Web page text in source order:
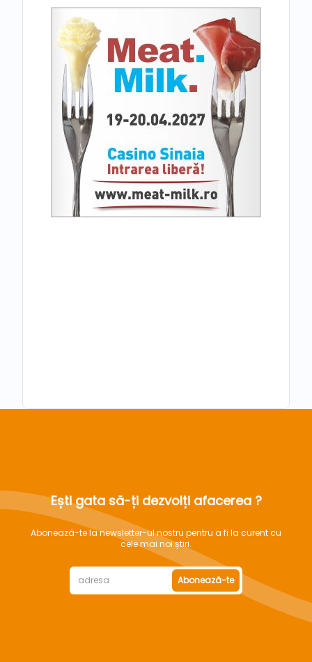
Ești gata să-ți dezvolți afacerea ?
Abonează-te la newsletter-ul nostru pentru a fi la curent cu
cele mai noi știri.
Abonează-te